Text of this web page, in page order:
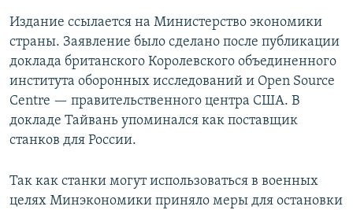
Издание ссылается на Министерство экономики
страны. Заявление было сделано после публикации
доклада британского Королевского объединенного
института оборонных исследований и Open Source
Centre — правительственного центра США. В
докладе Тайвань упоминался как поставщик
станков для России.
Так как станки могут использоваться в военных
целях Минэкономики приняло меры для остановки